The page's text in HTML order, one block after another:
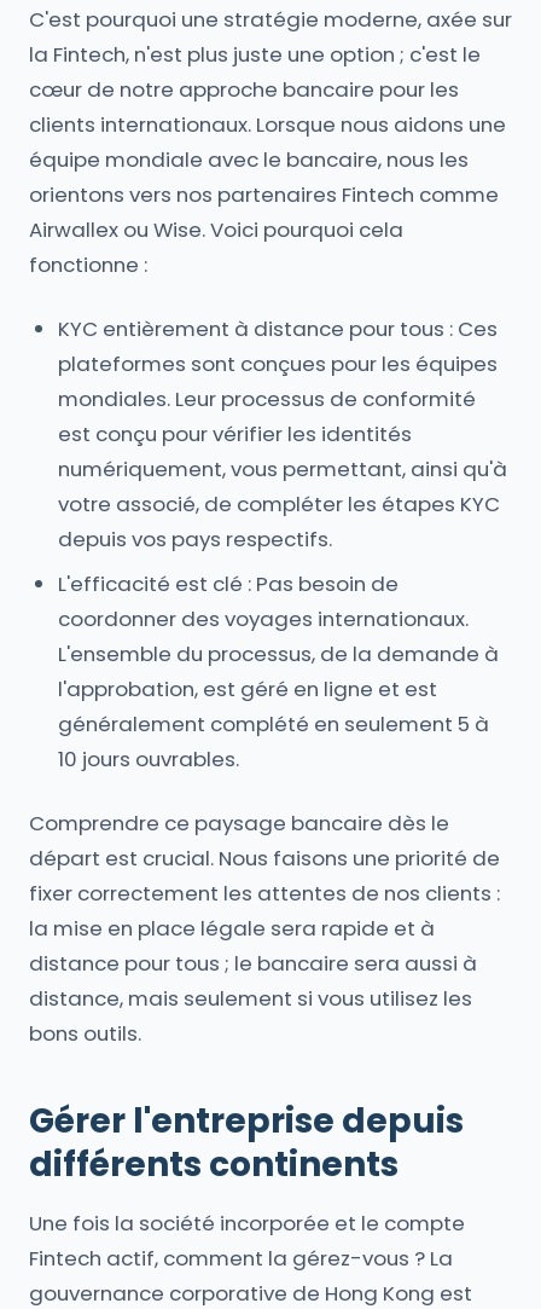
C'est pourquoi une stratégie moderne, axée sur
la Fintech, n'est plus juste une option ; c'est le
cœur de notre approche bancaire pour les
clients internationaux. Lorsque nous aidons une
équipe mondiale avec le bancaire, nous les
orientons vers nos partenaires Fintech comme
Airwallex ou Wise. Voici pourquoi cela
fonctionne :
KYC entièrement à distance pour tous : Ces
plateformes sont conçues pour les équipes
mondiales. Leur processus de conformité
est conçu pour vérifier les identités
numériquement, vous permettant, ainsi qu'à
votre associé, de compléter les étapes KYC
depuis vos pays respectifs.
L'efficacité est clé : Pas besoin de
coordonner des voyages internationaux.
L'ensemble du processus, de la demande à
l'approbation, est géré en ligne et est
généralement complété en seulement 5 à
10 jours ouvrables.
Comprendre ce paysage bancaire dès le
départ est crucial. Nous faisons une priorité de
fixer correctement les attentes de nos clients :
la mise en place légale sera rapide et à
distance pour tous ; le bancaire sera aussi à
distance, mais seulement si vous utilisez les
bons outils.
Gérer l'entreprise depuis
différents continents
Une fois la société incorporée et le compte
Fintech actif, comment la gérez-vous ? La
gouvernance corporative de Hong Kong est